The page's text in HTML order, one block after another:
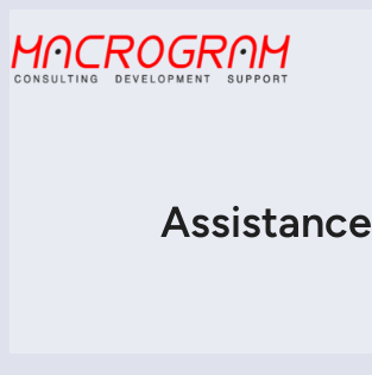
Assistance